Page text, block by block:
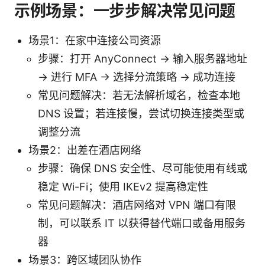
示例场景：一步步解决常见问题
场景1：在家中连接公司资源
步骤：打开 AnyConnect → 输入服务器地址
→ 进行 MFA → 选择分流策略 → 成功连接
常见问题解决：若无法解析域名，检查本地
DNS 设置；若连接慢，尝试切换连接类型或
调整分流
场景2：出差在酒店网络
步骤：确保 DNS 安全性、尽可能使用有线或
稳定 Wi-Fi；使用 IKEv2 提高稳定性
常见问题解决：酒店网络对 VPN 端口有限
制，可以联系 IT 以获得替代端口或备用服务
器
场景3：跨区域团队协作